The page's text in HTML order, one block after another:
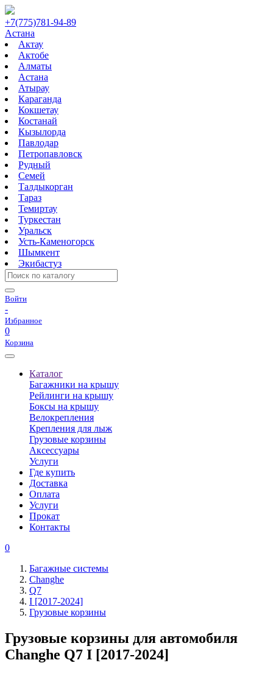
+7(775)781-94-89
Астана
Актау
Актобе
Алматы
Астана
Атырау
Караганда
Кокшетау
Костанай
Кызылорда
Павлодар
Петропавловск
Рудный
Семей
Талдыкорган
Тараз
Темиртау
Туркестан
Уральск
Усть-Каменогорск
Шымкент
Экибастуз
Войти
-
Избранное
0
Корзина
Каталог
Багажники на крышу
Рейлинги на крышу
Боксы на крышу
Велокрепления
Крепления для лыж
Грузовые корзины
Аксессуары
Услуги
Где купить
Доставка
Оплата
Услуги
Прокат
Контакты
0
Багажные системы
Changhe
Q7
I [2017-2024]
Грузовые корзины
Грузовые корзины для автомобиля
Changhe Q7 I [2017-2024]